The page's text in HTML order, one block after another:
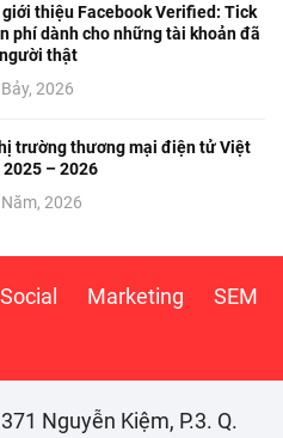
thiệu Facebook Verified: Tick
phí dành cho những tài khoản đã
thật
2026
trường thương mại điện tử Việt
2025 – 2026
2026
Social Marketing
SEM
Nguyễn Kiệm, P.3. Q.